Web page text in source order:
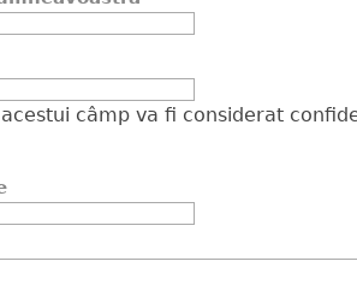
câmp va fi considerat